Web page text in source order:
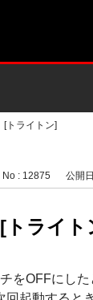
[トライトン]
No : 12875 公開
トライト
をOFFにし